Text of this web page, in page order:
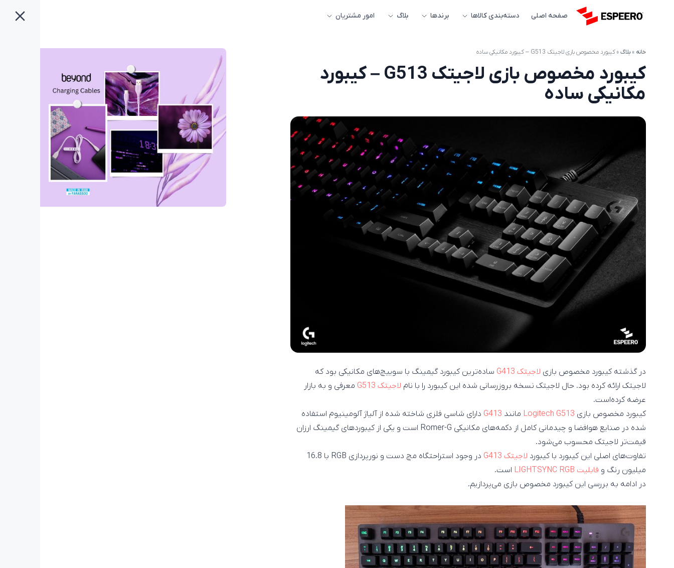
صفحه اصلی دسته‌بندی کالاها برندها بلاگ امور مشتریان
خانه »بلاگ»کیبورد مخصوص بازی لاجیتک G513 – کیبورد مکانیکی ساده
کیبورد مخصوص بازی لاجیتک G513 – کیبورد
مکانیکی ساده
در گذشته کیبورد مخصوص بازی لاجیتک G413
ساده‌ترین کیبورد گیمینگ با سوییچ‌های مکانیکی بود که
لاجیتک ارائه کرده‌ بود. حال لاجیتک نسخه بروزرسانی شده این کیبورد را با نام لاجیتک G513
معرفی و به بازار
عرضه کرده‌است.
کیبورد مخصوص بازی Logitech G513 مانند G413 دارای شاسی فلزی شاخته شده‌ از آلیاژ آلومینیوم استفاده
شده در صنایع هوافضا و چیدمانی کامل از دکمه‌های مکانیکی Romer-G است و یکی از کیبورد‌های گیمینگ ارزان
قیمت‌تر لاجیتک محسوب می‌شود.
تفاوت‌های اصلی این کیبورد با کیبورد لاجیتک G413
در وجود استراحتگاه مچ دست و نورپردازی RGB با 16.8
میلیون رنگ و قابلیت LIGHTSYNC RGB
است.
در ادامه به بررسی این کیبورد مخصوص بازی می‌پردازیم.